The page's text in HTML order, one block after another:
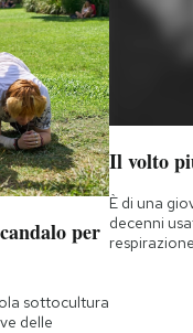
per
sottocultura
delle
Il volto
È di una
decenni